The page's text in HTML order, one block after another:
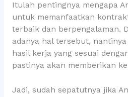
Itulah pentingnya mengapa
untuk memanfaatkan
terbaik dan berpengalaman.
adanya hal tersebut,
hasil kerja yang sesuai
pastinya akan memberikan
Jadi, sudah sepatutnya jika